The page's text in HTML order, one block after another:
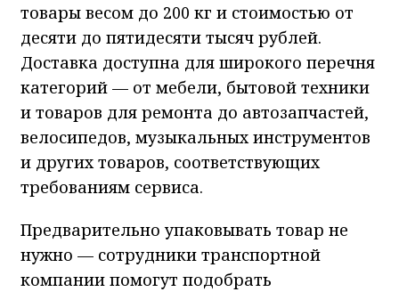
товары весом до 200 кг и стоимостью от
десяти до пятидесяти тысяч рублей.
Доставка доступна для широкого перечня
категорий — от мебели, бытовой техники
и товаров для ремонта до автозапчастей,
велосипедов, музыкальных инструментов
и других товаров, соответствующих
требованиям сервиса.
Предварительно упаковывать товар не
нужно — сотрудники транспортной
компании помогут подобрать